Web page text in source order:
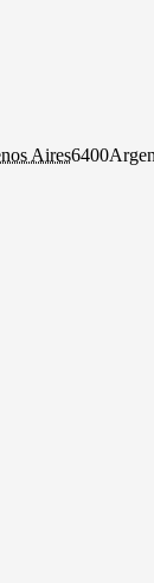
Aires6400